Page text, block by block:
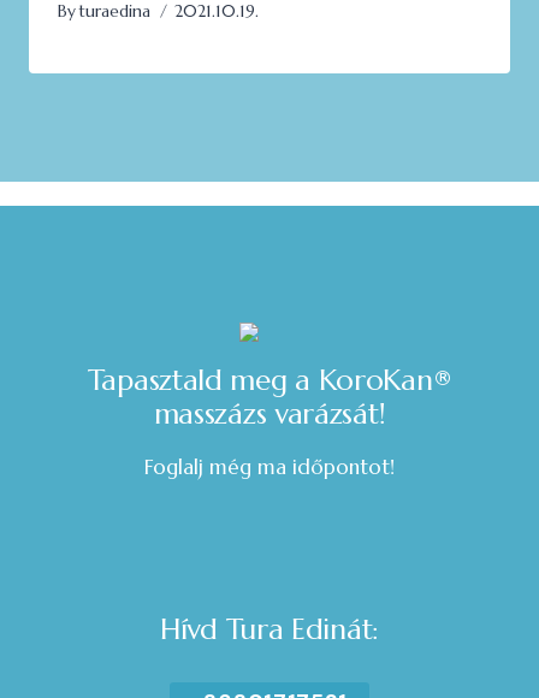
Byturaedina 2021.10.19.
Tapasztald meg a KoroKan®️
masszázs varázsát!
Foglalj még ma időpontot!
Hívd Tura Edinát: